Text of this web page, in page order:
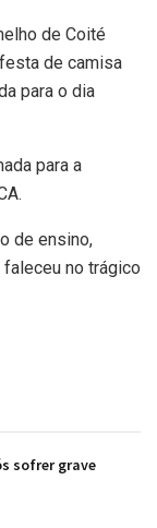
de Coité
de camisa
para o dia
para a
de ensino,
no trágico
sofrer grave